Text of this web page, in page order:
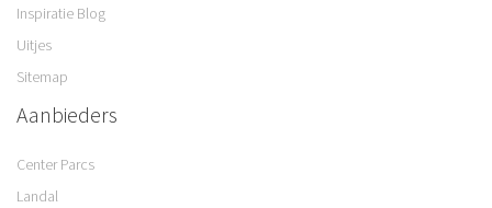
Inspiratie Blog
Uitjes
Sitemap
Aanbieders
Center Parcs
Landal